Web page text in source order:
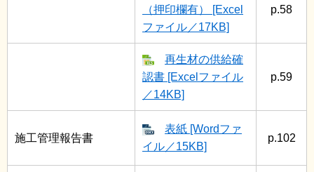
（押印欄有） [Excel
ファイル／17KB]
p.58
再生材の供給確
認書 [Excelファイル
／14KB]
p.59
施工管理報告書
表紙 [Wordファ
イル／15KB]
p.102